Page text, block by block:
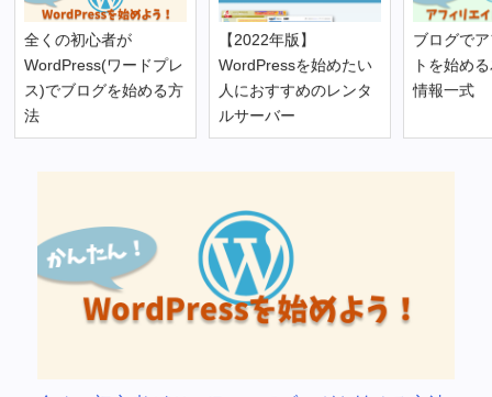
全くの初心者が
WordPress(ワードプレ
ス)でブログを始める方
法
【2022年版】
WordPressを始めたい
人におすすめのレンタ
ルサーバー
ブログで
トを始め
情報一式